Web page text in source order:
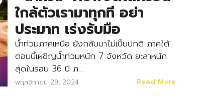
ใกล้ตัวเรามาทุกที อย่า
ประมาท เร่งรับมือ
น้ำท่วมภาคเหนือ ยังกลับมาไม่เป็นปกติ ภาคใต้
ตอนนี้เผชิญน้ำท่วมหนัก 7 จังหวัด ยะลาหนัก
สุดในรอบ 36 ปี ภ…
พฤศจิกายน 29, 2024 Read More